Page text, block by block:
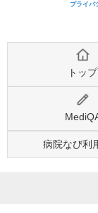
プライバ
トップ
病院なび利